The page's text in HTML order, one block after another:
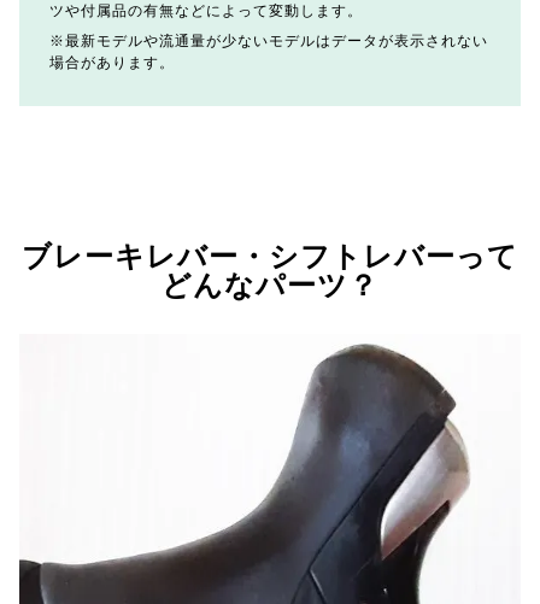
ツや付属品の有無などによって変動します。
最新モデルや流通量が少ないモデルはデータが表示されない
場合があります。
ブレーキレバー・シフトレバーって
どんなパーツ？